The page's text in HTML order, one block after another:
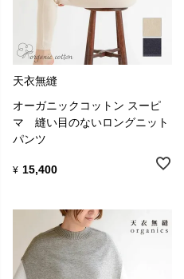
天衣無縫
オーガニックコットン スーピ
マ 縫い目のないロングニット
パンツ
¥ 15,400